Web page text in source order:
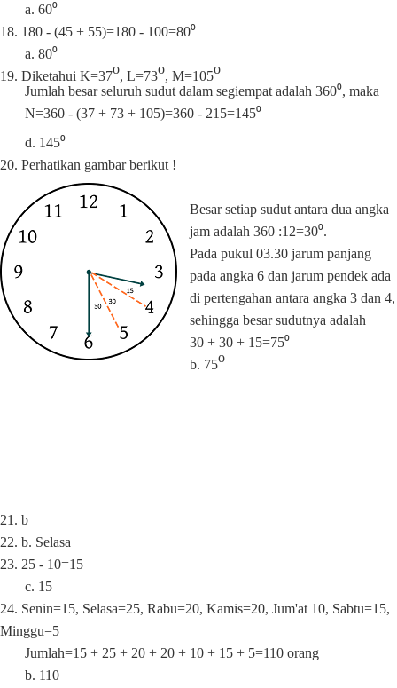
a. 60⁰
18. 180 - (45 + 55)=180 - 100=80⁰
a. 80⁰
19. Diketahui K=37o, L=73o, M=105o
Jumlah besar seluruh sudut dalam segiempat adalah 360⁰, maka
N=360 - (37 + 73 + 105)=360 - 215=145⁰
d. 145⁰
20. Perhatikan gambar berikut !
Besar setiap sudut antara dua angka
jam adalah 360 :12=30⁰.
Pada pukul 03.30 jarum panjang
pada angka 6 dan jarum pendek ada
di pertengahan antara angka 3 dan 4,
sehingga besar sudutnya adalah
30 + 30 + 15=75⁰
b. 75o
21. b
22. b. Selasa
23. 25 - 10=15
c. 15
24. Senin=15, Selasa=25, Rabu=20, Kamis=20, Jum'at 10, Sabtu=15,
Minggu=5
Jumlah=15 + 25 + 20 + 20 + 10 + 15 + 5=110 orang
b. 110